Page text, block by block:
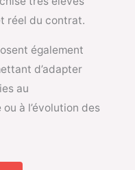
réel du contrat.
également
d’adapter
au
à l’évolution des